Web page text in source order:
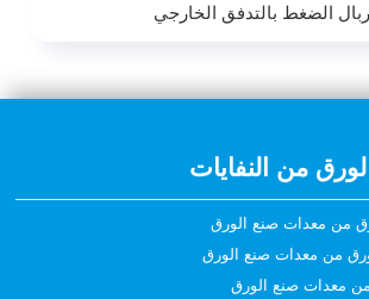
الضغط بالتدفق الخارجي
من النفايات
من معدات صنع الورق
من معدات صنع الورق
معدات صنع الورق